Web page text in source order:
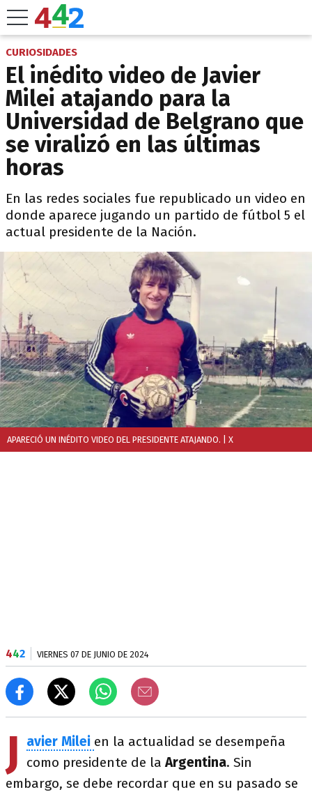
CURIOSIDADES
El inédito video de Javier
Milei atajando para la
Universidad de Belgrano que
se viralizó en las últimas
horas
En las redes sociales fue republicado un video en
donde aparece jugando un partido de fútbol 5 el
actual presidente de la Nación.
APARECIÓ UN INÉDITO VIDEO DEL PRESIDENTE ATAJANDO. | X
442 VIERNES 07 DE JUNIO DE 2024
J avier Milei en la actualidad se desempeña
como presidente de la Argentina. Sin
embargo, se debe recordar que en su pasado se